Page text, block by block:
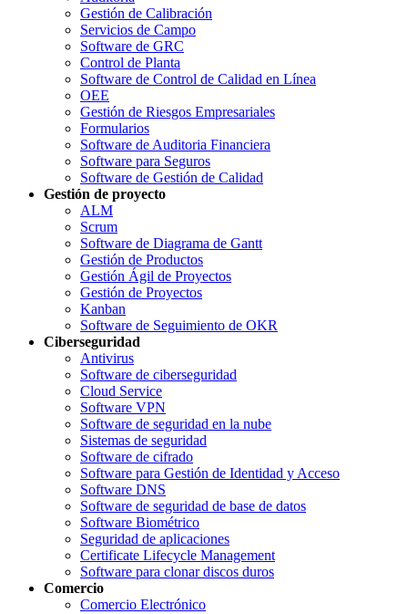
Gestión de Calibración
Servicios de Campo
Software de GRC
Control de Planta
Software de Control de Calidad en Línea
OEE
Gestión de Riesgos Empresariales
Formularios
Software de Auditoria Financiera
Software para Seguros
Software de Gestión de Calidad
Gestión de proyecto
ALM
Scrum
Software de Diagrama de Gantt
Gestión de Productos
Gestión Ágil de Proyectos
Gestión de Proyectos
Kanban
Software de Seguimiento de OKR
Ciberseguridad
Antivirus
Software de ciberseguridad
Cloud Service
Software VPN
Software de seguridad en la nube
Sistemas de seguridad
Software de cifrado
Software para Gestión de Identidad y Acceso
Software DNS
Software de seguridad de base de datos
Software Biométrico
Seguridad de aplicaciones
Certificate Lifecycle Management
Software para clonar discos duros
Comercio
Comercio Electrónico